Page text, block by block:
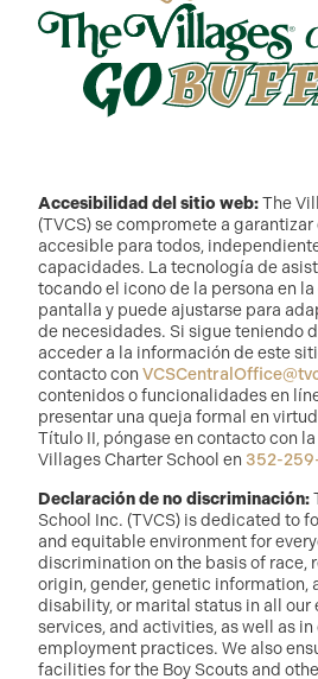
Accesibilidad del sitio web:The
(TVCS) se compromete a
accesible para todos,
capacidades. La tecnología de
tocando el icono de la persona en
pantalla y puede ajustarse para
de necesidades. Si sigue teniendo
acceder a la información de este
contacto con
contenidos o funcionalidades en
presentar una queja formal en
Título II, póngase en contacto con
Villages Charter School en 352-
Declaración de no discriminación:
School Inc. (TVCS) is dedicated to
and equitable environment for
discrimination on the basis of race,
origin, gender, genetic information,
disability, or marital status in all
services, and activities, as well as in
employment practices. We also
facilities for the Boy Scouts and